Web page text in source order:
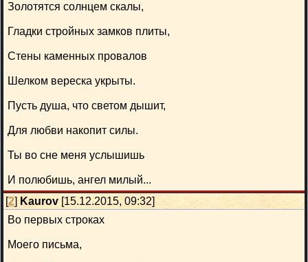
Золотятся солнцем скалы,
Гладки стройных замков плиты,
Стены каменных провалов
Шелком вереска укрыты.
Пусть душа, что светом дышит,
Для любви накопит силы.
Ты во сне меня услышишь
И полюбишь, ангел милый...
[2] Kaurov [15.12.2015, 09:32]
Во первых строках
Моего письма,